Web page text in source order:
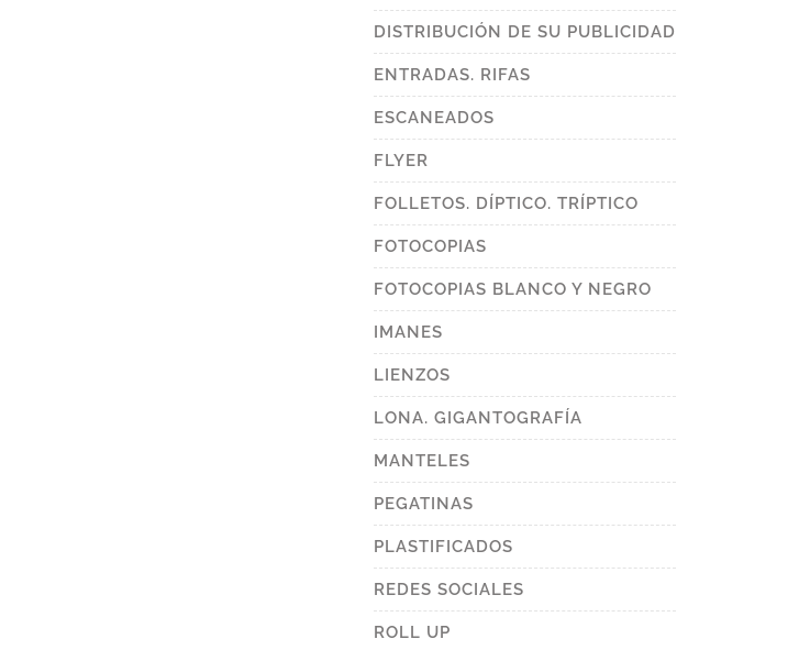
DISTRIBUCIÓN DE SU PUBLICIDAD
ENTRADAS. RIFAS
ESCANEADOS
FLYER
FOLLETOS. DÍPTICO. TRÍPTICO
FOTOCOPIAS
FOTOCOPIAS BLANCO Y NEGRO
IMANES
LIENZOS
LONA. GIGANTOGRAFÍA
MANTELES
PEGATINAS
PLASTIFICADOS
REDES SOCIALES
ROLL UP